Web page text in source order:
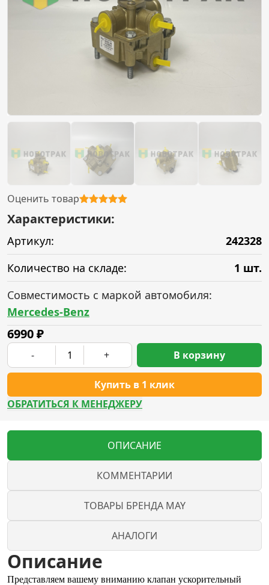
Оценить товар
Характеристики:
Артикул:
242328
Количество на складе:
1 шт.
Совместимость с маркой автомобиля:
Mercedes-Benz
6990₽
- +
Купить в 1 клик
В корзину
ОБРАТИТЬСЯ К МЕНЕДЖЕРУ
ОПИСАНИЕ
КОММЕНТАРИИ
ТОВАРЫ БРЕНДА MAY
АНАЛОГИ
Описание
Представляем вашему вниманию клапан ускорительный